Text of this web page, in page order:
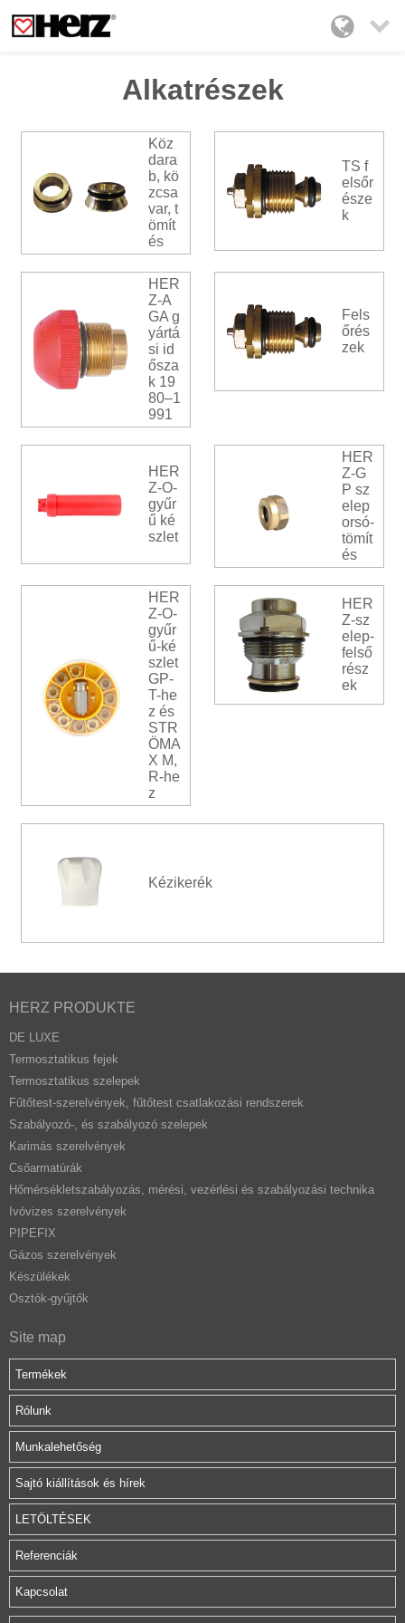

Alkatrészek
Köz
dara
b, kö
zcsa
var, t
ömít
és
TS f
elsőr
észe
k
HER
Z-A
GA g
yártá
si id
ősza
k 19
80–1
991
Fels
őrés
zek
HER
Z-O-
gyűr
ű ké
szlet
HER
Z-G
P sz
elep
orsó-
tömít
és
HER
Z-O-
gyűr
ű-ké
szlet
GP-
T-he
z és
STR
ÖMA
X M,
R-he
z
HER
Z-sz
elep-
felső
rész
ek
Kézikerék
HERZ PRODUKTE
DE LUXE
Termosztatikus fejek
Termosztatikus szelepek
Fűtőtest-szerelvények, fűtőtest csatlakozási rendszerek
Szabályozó-, és szabályozó szelepek
Karimás szerelvények
Csőarmatúrák
Hőmérsékletszabályozás, mérési, vezérlési és szabályozási technika
Ivóvizes szerelvények
PIPEFIX
Gázos szerelvények
Készülékek
Osztók-gyűjtők
Site map
Termékek
Rólunk
Munkalehetőség
Sajtó kiállítások és hírek
LETÖLTÉSEK
Referenciák
Kapcsolat